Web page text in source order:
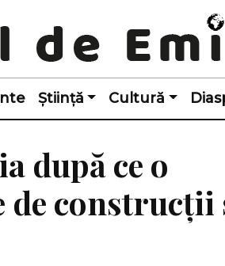
Știință Cultură
după ce o
de construcții